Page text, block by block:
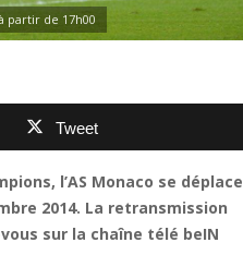
partir de 17h00
Tweet
l’AS Monaco se déplace
2014. La retransmission
sur la chaîne télé beIN